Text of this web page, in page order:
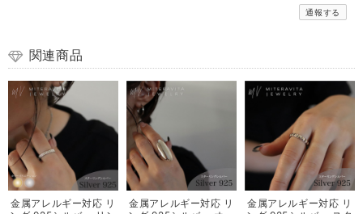
通報する
関連商品
金属アレルギー対応 リ
金属アレルギー対応 リ
金属アレルギー対応 リ